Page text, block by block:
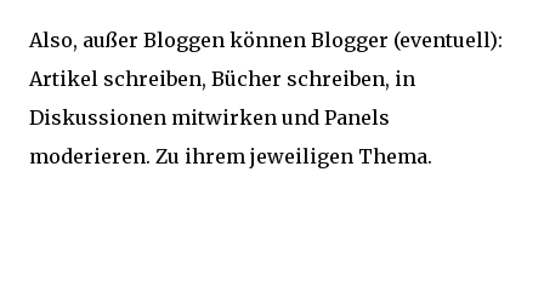
Also, außer Bloggen können Blogger (eventuell):
Artikel schreiben, Bücher schreiben, in
Diskussionen mitwirken und Panels
moderieren. Zu ihrem jeweiligen Thema.